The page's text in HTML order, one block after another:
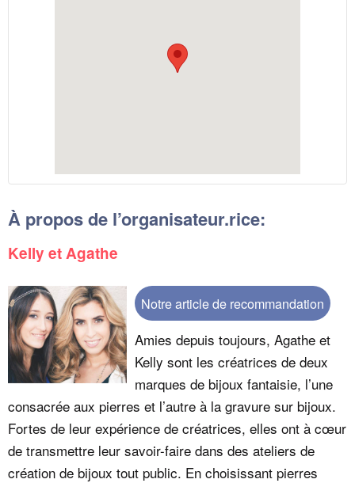
À propos de l’organisateur.rice:
Kelly et Agathe
Notre article de recommandation
Amies depuis toujours, Agathe et
Kelly sont les créatrices de deux
marques de bijoux fantaisie, l’une
consacrée aux pierres et l’autre à la gravure sur bijoux.
Fortes de leur expérience de créatrices, elles ont à cœur
de transmettre leur savoir-faire dans des ateliers de
création de bijoux tout public. En choisissant pierres